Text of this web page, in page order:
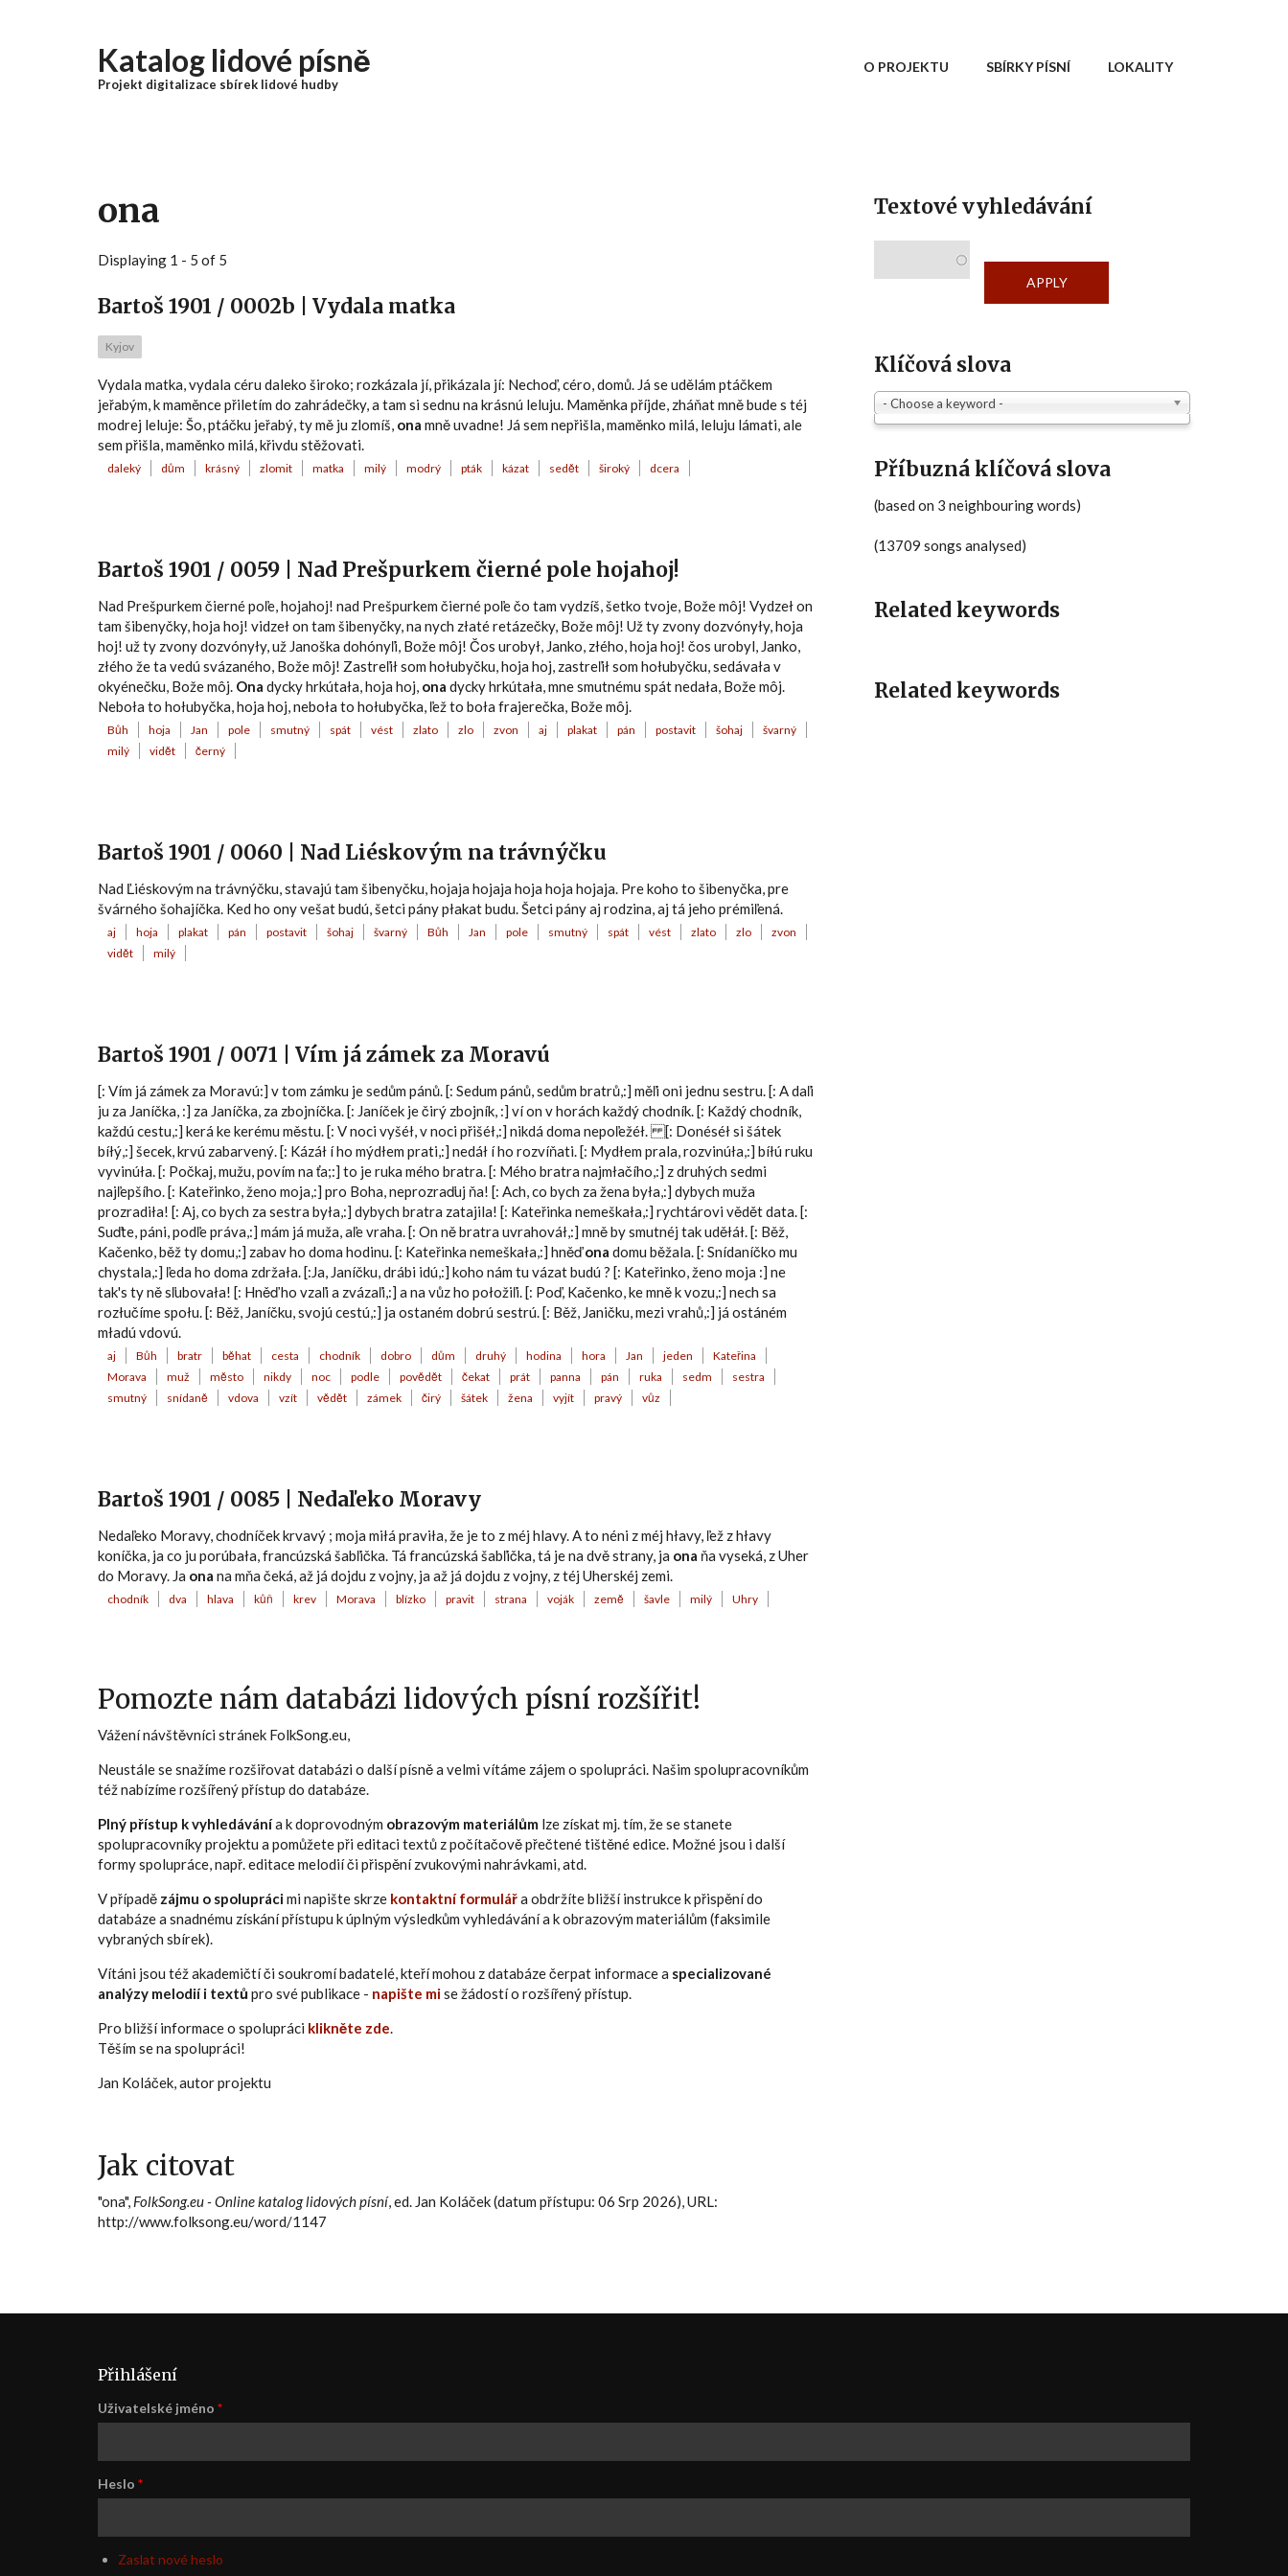
Katalog lidové písně
Projekt digitalizace sbírek lidové hudby
O PROJEKTU SBÍRKY PÍSNÍ LOKALITY
ona
Displaying 1 - 5 of 5
Bartoš 1901 / 0002b | Vydala matka
Kyjov
Vydala matka, vydala céru daleko široko; rozkázala jí, přikázala jí: Nechoď, céro, domů. Já se udělám ptáčkem
jeřabým, k maměnce přiletím do zahrádečky, a tam si sednu na krásnú leluju. Maměnka příjde, zháňat mně bude s téj
modrej leluje: Šo, ptáčku jeřabý, ty mě ju zlomíš, ona mně uvadne! Já sem nepřišla, maměnko milá, leluju lámati, ale
sem přišla, maměnko milá, křivdu stěžovati.
daleký dům krásný zlomit matka milý modrý pták kázat sedět široký dcera
Bartoš 1901 / 0059 | Nad Prešpurkem čierné pole hojahoj!
Nad Prešpurkem čierné poľe, hojahoj! nad Prešpurkem čierné poľe čo tam vydzíš, šetko tvoje, Bože môj! Vydzeł on
tam šibenyčky, hoja hoj! vidzeł on tam šibenyčky, na nych złaté retázečky, Bože môj! Už ty zvony dozvónyły, hoja
hoj! už ty zvony dozvónyły, už Janoška dohónyľi, Bože môj! Čos urobył, Janko, złého, hoja hoj! čos urobyl, Janko,
złého že ta vedú svázaného, Bože môj! Zastreľił som hołubyčku, hoja hoj, zastreľił som hołubyčku, sedávała v
okyénečku, Bože môj. Ona dycky hrkútała, hoja hoj, ona dycky hrkútała, mne smutnému spát nedała, Bože môj.
Neboła to hołubyčka, hoja hoj, neboła to hołubyčka, ľež to boła frajerečka, Bože môj.
Bůh hoja Jan pole smutný spát vést zlato zlo zvon aj plakat pán postavit šohaj
švarný
milý
vidět černý
Bartoš 1901 / 0060 | Nad Liéskovým na trávnýčku
Nad Ľiéskovým na trávnýčku, stavajú tam šibenyčku, hojaja hojaja hoja hoja hojaja. Pre koho to šibenyčka, pre
švárného šohajíčka. Ked ho ony vešat budú, šetci pány płakat budu. Šetci pány aj rodzina, aj tá jeho prémiľená.
aj hoja plakat pán postavit šohaj švarný Bůh Jan pole smutný spát vést zlato zlo
zvon
vidět
milý
Bartoš 1901 / 0071 | Vím já zámek za Moravú
[: Vím já zámek za Moravú:] v tom zámku je sedům pánů. [: Sedum pánů, sedům bratrů,:] měľi oni jednu sestru. [: A daľi
ju za Janíčka, :] za Janíčka, za zbojníčka. [: Janíček je čirý zbojník, :] ví on v horách každý chodník. [: Každý chodník,
každú cestu,:] kerá ke kerému městu. [: V noci vyšéł, v noci přišéł,:] nikdá doma nepoľežéł. [: Donéséł si šátek
bíłý,:] šecek, krvú zabarvený. [: Kázáł í ho mýdłem prati,:] nedáł í ho rozvíňati. [: Mydłem prala, rozvinúła,:] bíłú ruku
vyvinúła. [: Počkaj, mužu, povím na ťa;:] to je ruka mého bratra. [: Mého bratra najmłačího,:] z druhých sedmi
najľepšího. [: Kateřinko, ženo moja,:] pro Boha, neprozraďuj ňa! [: Ach, co bych za žena była,:] dybych muža
prozradiła! [: Aj, co bych za sestra była,:] dybych bratra zatajila! [: Kateřinka nemeškała,:] rychtárovi vědět data. [:
Suďte, páni, podľe práva,:] mám já muža, aľe vraha. [: On ně bratra uvrahováł,:] mně by smutnéj tak uděłáł. [: Běž,
Kačenko, běž ty domu,:] zabav ho doma hodinu. [: Kateřinka nemeškała,:] hněďona domu běžala. [: Snídaníčko mu
chystala,:] ľeda ho doma zdržała. [:Ja, Janíčku, drábi idú,:] koho nám tu vázat budú ? [: Kateřinko, ženo moja :] ne
tak's ty ně sľubovała! [: Hněď ho vzaľi a zvázaľi,:] a na vůz ho połožiľi. [: Poď, Kačenko, ke mně k vozu,:] nech sa
rozłučíme społu. [: Běž, Janíčku, svojú cestú,:] ja ostaném dobrú sestrú. [: Běž, Janičku, mezi vrahů,:] já ostáném
mładú vdovú.
aj Bůh bratr běhat cesta chodník dobro dům druhý hodina hora Jan jeden
Kateřina
Morava
muž město nikdy noc podle povědět čekat prát panna pán ruka sedm
sestra
smutný
snídaně vdova vzít vědět zámek čirý šátek žena vyjít pravý vůz
Bartoš 1901 / 0085 | Nedaľeko Moravy
Nedaľeko Moravy, chodníček krvavý ; moja miłá praviła, že je to z méj hlavy. A to néni z méj hłavy, ľež z hłavy
koníčka, ja co ju porúbała, francúzská šabľička. Tá francúzská šabľička, tá je na dvě strany, ja ona ňa vyseká, z Uher
do Moravy. Ja ona na mňa čeká, až já dojdu z vojny, ja až já dojdu z vojny, z téj Uherskéj zemi.
chodník dva hlava kůň krev Morava blízko pravit strana voják země šavle milý Uhry
Pomozte nám databázi lidových písní rozšířit!
Vážení návštěvníci stránek FolkSong.eu,
Neustále se snažíme rozšiřovat databázi o další písně a velmi vítáme zájem o spolupráci. Našim spolupracovníkům
též nabízíme rozšířený přístup do databáze.
Plný přístup k vyhledávánía k doprovodným obrazovým materiálům lze získat mj. tím, že se stanete
spolupracovníky projektu a pomůžete při editaci textů z počítačově přečtené tištěné edice. Možné jsou i další
formy spolupráce, např. editace melodií či přispění zvukovými nahrávkami, atd.
V případě zájmu o spoluprácimi napište skrze kontaktní formulářa obdržíte bližší instrukce k přispění do
databáze a snadnému získání přístupu k úplným výsledkům vyhledávání a k obrazovým materiálům (faksimile
vybraných sbírek).
Vítáni jsou též akademičtí či soukromí badatelé, kteří mohou z databáze čerpat informace a specializované
analýzy melodií i textůpro své publikace - napište mise žádostí o rozšířený přístup.
Pro bližší informace o spolupráci klikněte zde.
Těším se na spolupráci!
Jan Koláček, autor projektu
Jak citovat
"ona", FolkSong.eu - Online katalog lidových písní, ed. Jan Koláček (datum přístupu: 06 Srp 2026), URL:
http://www.folksong.eu/word/1147
Textové vyhledávání
Klíčová slova
- Choose a keyword -
Příbuzná klíčová slova
(based on 3 neighbouring words)
(13709 songs analysed)
Related keywords
Related keywords
Přihlášení
Uživatelské jméno *
Heslo *
Zaslat nové heslo